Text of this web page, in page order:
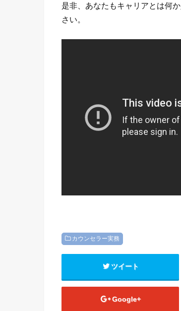
是非、あなたもキャリアとは何
さい。
カウンセラー実務
ツイート
Google+